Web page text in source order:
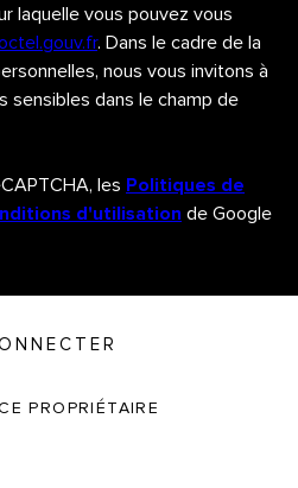
laquelle vous pouvez vous
. Dans le cadre de la
nous vous invitons à
sensibles dans le champ de
les Politiques de
d'utilisation de Google
PROPRIÉTAIRE